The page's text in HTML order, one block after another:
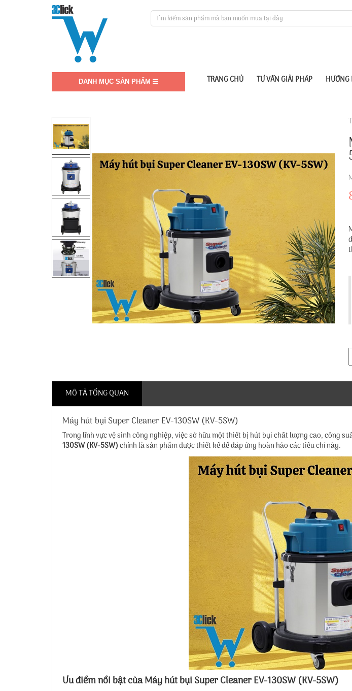
DANH MỤC SẢN PHẨM TRANG CHỦ TƯ VẤN GIẢI PHÁP HƯỚNG
MÔ TẢ TỔNG QUAN
Máy hút bụi Super Cleaner EV-130SW (KV-5SW)
Trong lĩnh vực vệ sinh công nghiệp, việc sở hữu một thiết bị hút bụi chất lượng cao, công
130SW (KV-5SW)chính là sản phẩm được thiết kế để đáp ứng hoàn hảo các tiêu chí này.
Ưu điểm nổi bật của Máy hút bụi Super Cleaner EV-130SW (KV-5SW)